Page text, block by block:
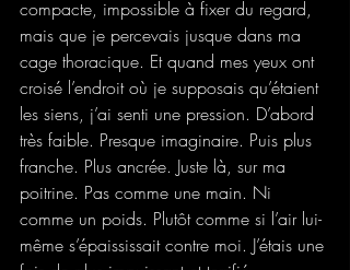
compacte, impossible à fixer du regard,
mais que je percevais jusque dans ma
cage thoracique. Et quand mes yeux ont
croisé l’endroit où je supposais qu’étaient
les siens, j’ai senti une pression. D’abord
très faible. Presque imaginaire. Puis plus
franche. Plus ancrée. Juste là, sur ma
poitrine. Pas comme une main. Ni
comme un poids. Plutôt comme si l’air lui-
même s’épaississait contre moi. J’étais une